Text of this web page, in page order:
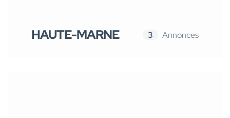
HAUTE-MARNE 3 Annonces